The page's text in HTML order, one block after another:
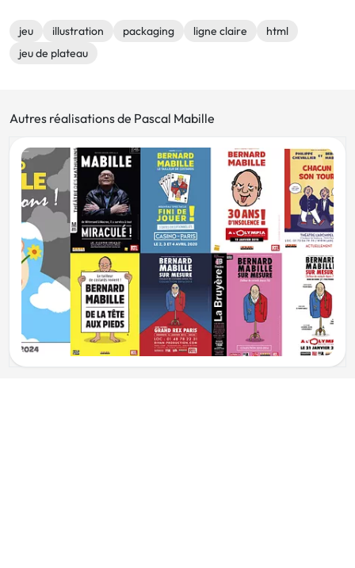
jeu illustration packaging ligne claire
html
jeu de plateau
Autres réalisations de Pascal Mabille